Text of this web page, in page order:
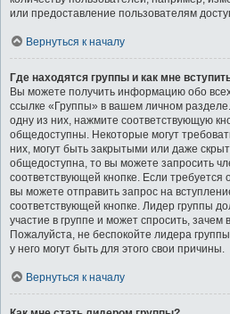
или предоставление пользователям
Вернуться к началу
Где находятся группы и как мне
Вы можете получить информацию обо
ссылке «Группы» в вашем личном
одну из них, нажмите соответствующую
общедоступны. Некоторые могут
них, могут быть закрытыми или даже
общедоступна, то вы можете запросить
соответствующей кнопке. Если требуется
вы можете отправить запрос на
соответствующей кнопке. Лидер группы
участие в группе и может спросить, зачем
Пожалуйста, не беспокойте лидера
у него могут быть для этого свои причины.
Вернуться к началу